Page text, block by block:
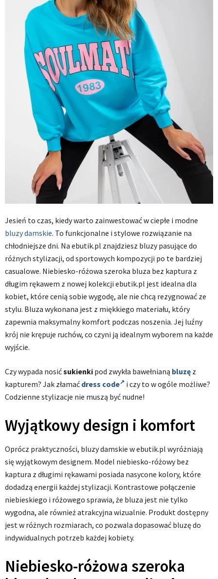
Jesień to czas, kiedy warto zainwestować w ciepłe i modne
bluzy damskie. To funkcjonalne i stylowe rozwiązanie na
chłodniejsze dni. Na ebutik.pl znajdziesz bluzy pasujące do
różnych stylizacji, od sportowych kompozycji po te bardziej
casualowe. Niebiesko-różowa szeroka bluza bez kaptura z
długim rękawem z nowej kolekcji ebutik.pl jest idealna dla
kobiet, które cenią sobie wygodę, ale nie chcą rezygnować ze
stylu. Bluza wykonana jest z miękkiego materiału, który
zapewnia maksymalny komfort podczas noszenia. Jej luźny
krój nie krępuje ruchów, co czyni ją idealnym wyborem na każde
wyjście.
Czy wypada nosićsukienki pod zwykła bawełnianą bluzę z
kapturem? Jak złamać dress code
i czy to w ogóle możliwe?
Codzienne stylizacje nie muszą być nudne!
Wyjątkowy design i komfort
Oprócz praktyczności, bluzy damskie w ebutik.pl wyróżniają
się wyjątkowym designem. Model niebiesko-różowy bez
kaptura z długimi rękawami posiada nasycone kolory, które
dodadzą energii każdej stylizacji. Kontrastowe połączenie
niebieskiego i różowego sprawia, że bluza jest nie tylko
wygodna, ale również atrakcyjna wizualnie. Produkt dostępny
jest w różnych rozmiarach, co pozwala dopasować bluzę do
indywidualnych potrzeb każdej kobiety.
Niebiesko-różowa szeroka